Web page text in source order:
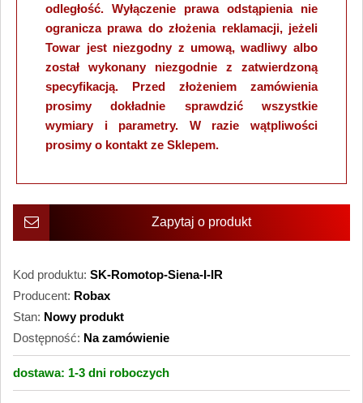
odległość. Wyłączenie prawa odstąpienia nie
ogranicza prawa do złożenia reklamacji, jeżeli
Towar jest niezgodny z umową, wadliwy albo
został wykonany niezgodnie z zatwierdzoną
specyfikacją. Przed złożeniem zamówienia
prosimy dokładnie sprawdzić wszystkie
wymiary i parametry. W razie wątpliwości
prosimy o kontakt ze Sklepem.
Zapytaj o produkt
Kod produktu: SK-Romotop-Siena-I-IR
Producent: Robax
Stan: Nowy produkt
Dostępność: Na zamówienie
dostawa: 1-3 dni roboczych